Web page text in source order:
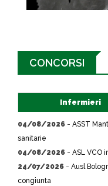
CONCORSI
Infermieri
04/08/2026 - ASST
sanitarie
04/08/2026 - ASL VCO
24/07/2026 - Ausl
congiunta